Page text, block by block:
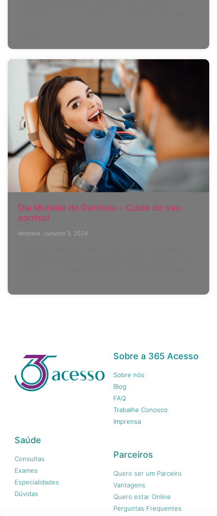
Dia Mundial do Dentista – Cuide do seu
sorriso!
diretoria outubro 3, 2024
Sobre a 365 Acesso
Sobre nós
Blog
FAQ
Trabalhe Conosco
Imprensa
Saúde
Consultas
Exames
Especialidades
Dúvidas
Parceiros
Quero ser um Parceiro
Vantagens
Quero estar Online
Perguntas Frequentes